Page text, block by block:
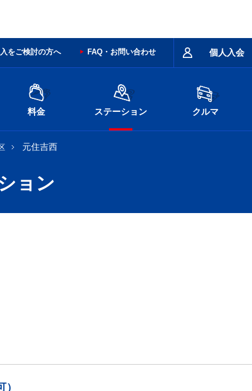
個人入会
をご検討の方へ FAQ・お問い合わせ
料金 ステーション クルマ
元住吉西
ョン